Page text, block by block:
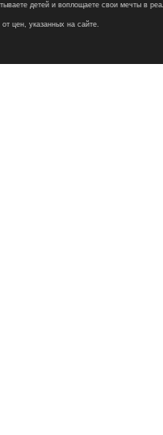
детей и воплощаете свои мечты в
цен, указанных на сайте.